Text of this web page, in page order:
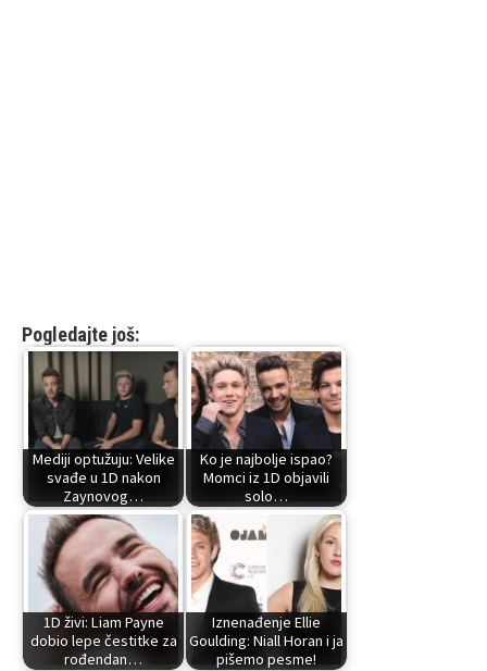
Pogledajte još:
Mediji optužuju: Velike
svađe u 1D nakon
Zaynovog…
Ko je najbolje ispao?
Momci iz 1D objavili
solo…
1D živi: Liam Payne
dobio lepe čestitke za
rođendan…
Iznenađenje Ellie
Goulding: Niall Horan i ja
pišemo pesme!